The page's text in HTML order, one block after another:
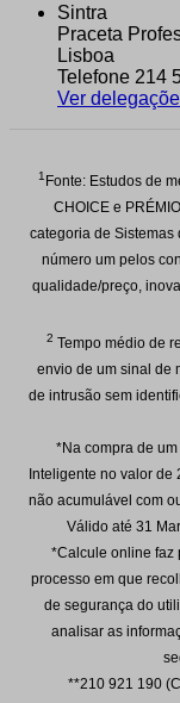
Sintra
Praceta
Lisboa
Telefone 214
Ver
1 Fonte: Estudos de
CHOICE e
categoria de Sistemas
número um pelos
qualidade/preço,
2 Tempo médio de
envio de um sinal de
de intrusão sem
*Na compra de
Inteligente no valor de
não acumulável com
Válido até 31
*Calcule online faz
processo em que
de segurança do
analisar as
**210 921 190